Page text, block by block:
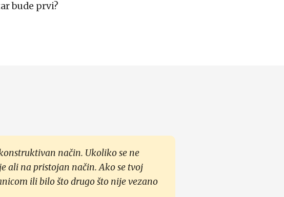
bude prvi?
način. Ukoliko se ne
ali na pristojan način. Ako se tvoj
ili bilo što drugo što nije vezano